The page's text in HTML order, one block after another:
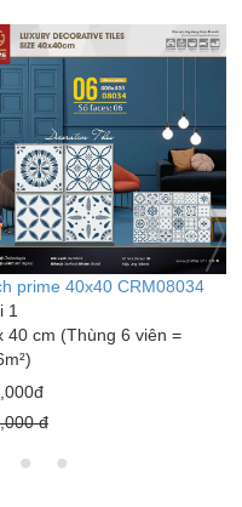
prime 40x40 CRM08003
1
40 cm (Thùng 6 viên =
đ